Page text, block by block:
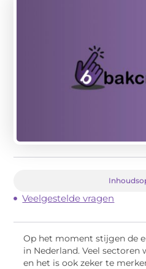
Veelgestelde vragen
Op het moment stijgen de
in Nederland. Veel
en het is ook zeker te